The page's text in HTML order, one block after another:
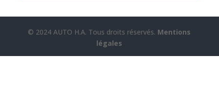
© 2024 AUTO H.A. Tous droits réservés. Mentions
légales